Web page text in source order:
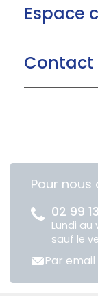
Espace
Contact
Pour
02 99
Lundi au
sauf le
Par email